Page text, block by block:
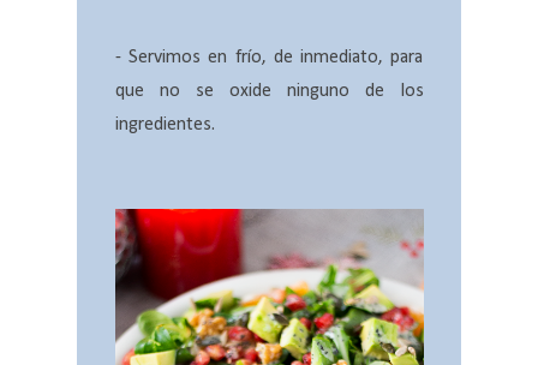
- Servimos en frío, de inmediato, para
que no se oxide ninguno de los
ingredientes.